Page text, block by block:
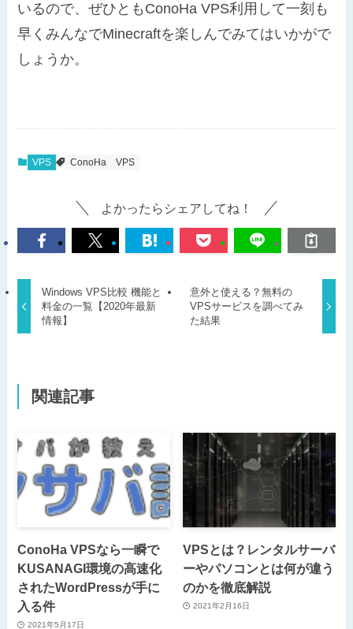
いるので、ぜひともConoHa VPS利用して一刻も
早くみんなでMinecraftを楽しんでみてはいかがで
しょうか。
VPS ConoHa VPS
よかったらシェアしてね！
Windows VPS比較 機能と
料金の一覧【2020年最新
情報】
意外と使える？無料の
VPSサービスを調べてみ
た結果
関連記事
ConoHa VPSなら一瞬で
KUSANAGI環境の高速化
されたWordPressが手に
入る件
2021年5月17日
VPSとは？レンタルサーバ
ーやパソコンとは何が違う
のかを徹底解説
2021年2月16日